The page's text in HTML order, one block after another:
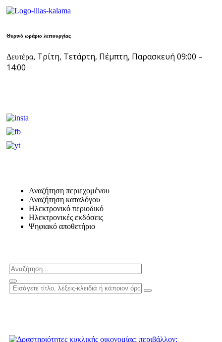
Θερινό ωράριο λειτουργίας
Δευτέρα, Τρίτη, Τετάρτη, Πέμπτη, Παρασκευή 09:00 –
14:00
Αναζήτηση περιεχομένου
Αναζήτηση καταλόγου
Ηλεκτρονικό περιοδικό
Ηλεκτρονικές εκδόσεις
Ψηφιακό αποθετήριο